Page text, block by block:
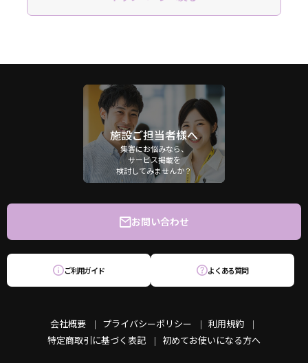
施設ご担当者様へ
集客にお悩みなら、
サービス掲載を
検討してみませんか？
会社概要 プライバシーポリシー
利用規約
特定商取引に基づく表記
初めてお使いになる方へ
お問い合わせ
ご利用ガイド よくある質問